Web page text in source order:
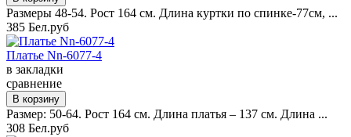
Размеры 48-54. Рост 164 см. Длина куртки по спинке-77см, ...
385 Бел.руб
Платье Nn-6077-4
в закладки
сравнение
Размер: 50-64. Рост 164 см. Длина платья – 137 см. Длина ...
308 Бел.руб